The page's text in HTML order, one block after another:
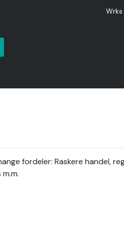
fordeler: Raskere handel,